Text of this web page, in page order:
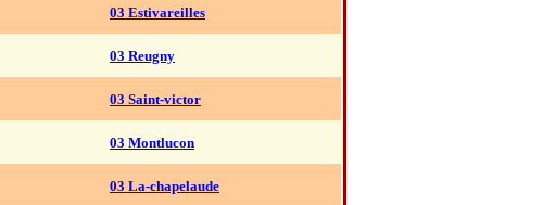
03 Estivareilles
03 Reugny
03 Saint-victor
03 Montlucon
03 La-chapelaude